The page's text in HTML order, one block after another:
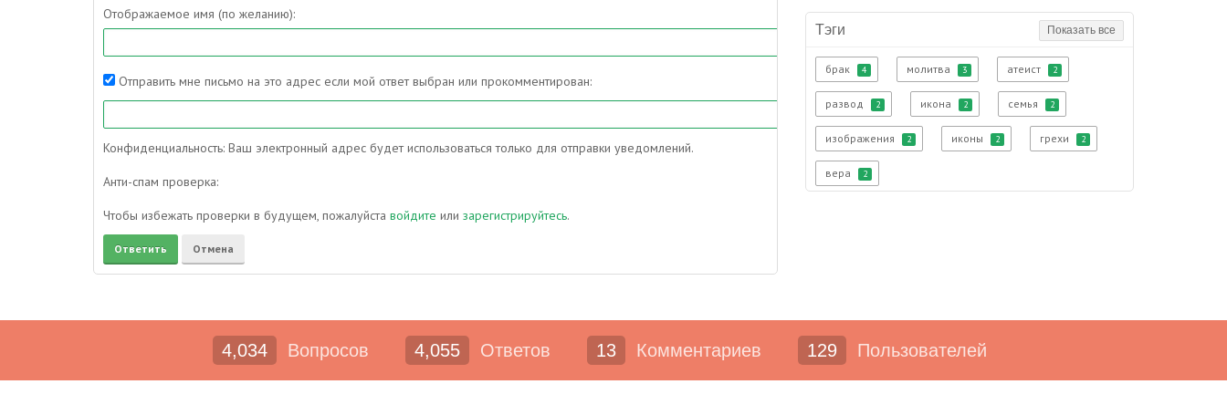
Отображаемое имя (по желанию):
Отправить мне письмо на это адрес если мой ответ выбран или прокомментирован:
Конфиденциальность: Ваш электронный адрес будет использоваться только для отправки уведомлений.
Анти-спам проверка:
Чтобы избежать проверки в будущем, пожалуйста войдите или зарегистрируйтесь.
Тэги Показать все
брак 4 молитва 3 атеист 2
развод 2 икона 2 семья 2
изображения 2 иконы 2 грехи 2
вера 2
4,034 Вопросов 4,055 Ответов 13 Комментариев 129 Пользователей